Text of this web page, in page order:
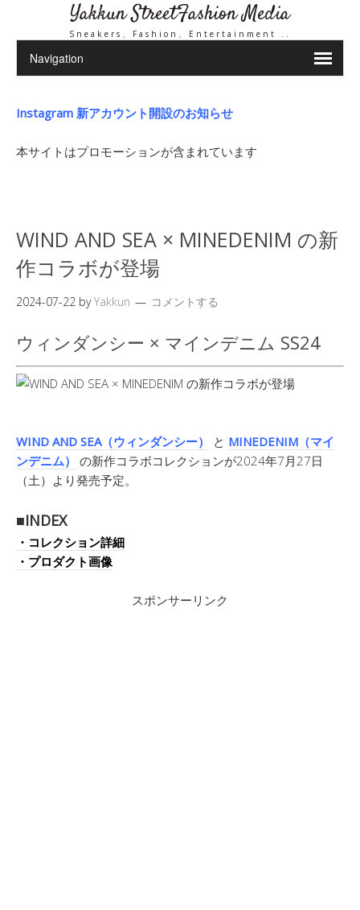
Yakkun StreetFashion Media
Sneakers、Fashion、Entertainment ..
Instagram 新アカウント開設のお知らせ
本サイトはプロモーションが含まれています
WIND AND SEA × MINEDENIM の新
作コラボが登場
2024-07-22 byYakkun コメントする
ウィンダンシー × マインデニム SS24
WIND AND SEA（ウィンダンシー） と MINEDENIM（マイ
ンデニム）
の新作コラボコレクションが2024年7月27日
（土）より発売予定。
■INDEX
・コレクション詳細
・プロダクト画像
スポンサーリンク